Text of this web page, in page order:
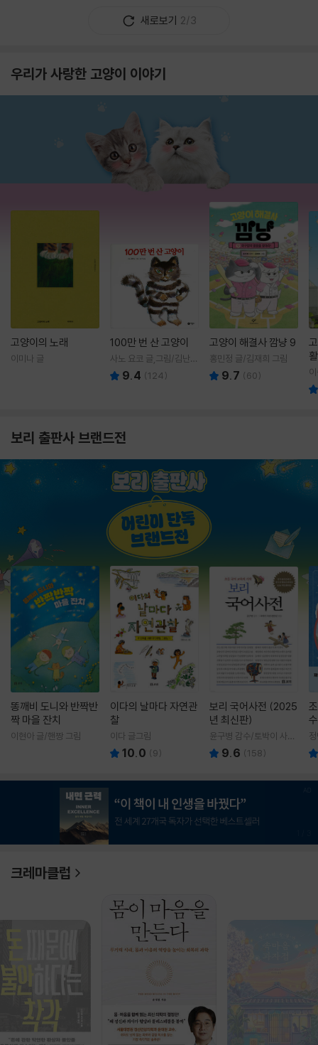
새로보기 2/3
우리가 사랑한 고양이 이야기
고양이의 노래
이미나 글
100만 번 산 고양이
사노 요코 글,그림/김난주
역 9.4 (124)
고양이 해결사 깜냥 9
홍민정 글/김재희 그림
9.7 (60)
보리 출판사 브랜드전
똥깨비 도니와 반짝반
짝 마을 잔치
이현아 글/핸짱 그림
이다의 날마다 자연관
찰
이다 글그림
10.0 (9)
보리 국어사전 (2025
년 최신판)
윤구병 감수/토박이 사전
편찬실 편
9.6 (158)
크레마클럽